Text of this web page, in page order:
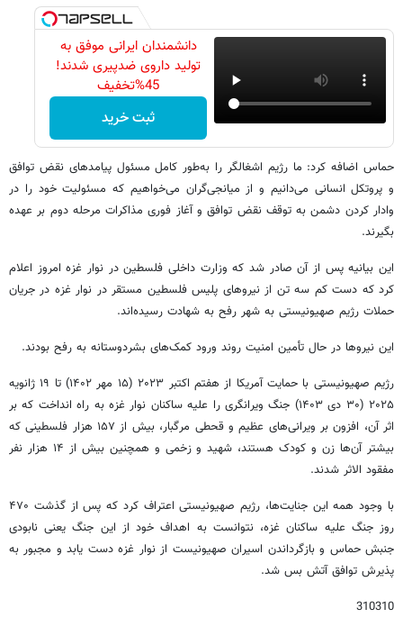
دانشمندان ایرانی موفق به
تولید داروی ضدپیری شدند!
45%تخفیف
ثبت خرید
حماس اضافه کرد: ما رژیم اشغالگر را به‌طور کامل مسئول پیامدهای نقض توافق
و پروتکل انسانی می‌دانیم و از میانجی‌گران می‌خواهیم که مسئولیت خود را در
وادار کردن دشمن به توقف نقض توافق و آغاز فوری مذاکرات مرحله دوم بر عهده
بگیرند.
این بیانیه پس از آن صادر شد که وزارت داخلی فلسطین در نوار غزه امروز اعلام
کرد که دست کم سه تن از نیروهای پلیس فلسطین مستقر در نوار غزه در جریان
حملات رژیم صهیونیستی به شهر رفح به شهادت رسیده‌اند.
این نیروها در حال تأمین امنیت روند ورود کمک‌های بشردوستانه به رفح بودند.
رژیم صهیونیستی با حمایت آمریکا از هفتم اکتبر ۲۰۲۳ (۱۵ مهر ۱۴۰۲) تا ۱۹ ژانویه
۲۰۲۵ (۳۰ دی ۱۴۰۳) جنگ ویرانگری را علیه ساکنان نوار غزه به راه انداخت که بر
اثر آن، افزون بر ویرانی‌های عظیم و قحطی مرگبار، بیش از ۱۵۷ هزار فلسطینی که
بیشتر آن‌ها زن و کودک هستند، شهید و زخمی و همچنین بیش از ۱۴ هزار نفر
مفقود الاثر شدند.
با وجود همه این جنایت‌ها، رژیم صهیونیستی اعتراف کرد که پس از گذشت ۴۷۰
روز جنگ علیه ساکنان غزه، نتوانست به اهداف خود از این جنگ یعنی نابودی
جنبش حماس و بازگرداندن اسیران صهیونیست از نوار غزه دست یابد و مجبور به
پذیرش توافق آتش بس شد.
310310